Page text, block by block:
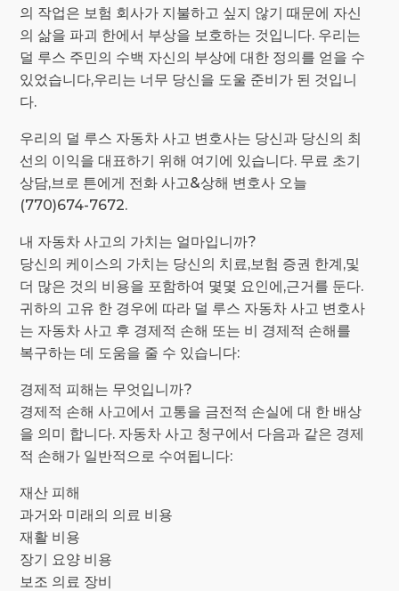
의 작업은 보험 회사가 지불하고 싶지 않기 때문에 자신
의 삶을 파괴 한에서 부상을 보호하는 것입니다. 우리는
덜 루스 주민의 수백 자신의 부상에 대한 정의를 얻을 수
있었습니다,우리는 너무 당신을 도울 준비가 된 것입니
다.
우리의 덜 루스 자동차 사고 변호사는 당신과 당신의 최
선의 이익을 대표하기 위해 여기에 있습니다. 무료 초기
상담,브로 튼에게 전화 사고&상해 변호사 오늘
(770)674-7672.
내 자동차 사고의 가치는 얼마입니까?
당신의 케이스의 가치는 당신의 치료,보험 증권 한계,및
더 많은 것의 비용을 포함하여 몇몇 요인에,근거를 둔다.
귀하의 고유 한 경우에 따라 덜 루스 자동차 사고 변호사
는 자동차 사고 후 경제적 손해 또는 비 경제적 손해를
복구하는 데 도움을 줄 수 있습니다:
경제적 피해는 무엇입니까?
경제적 손해 사고에서 고통을 금전적 손실에 대 한 배상
을 의미 합니다. 자동차 사고 청구에서 다음과 같은 경제
적 손해가 일반적으로 수여됩니다:
재산 피해
과거와 미래의 의료 비용
재활 비용
장기 요양 비용
보조 의료 장비